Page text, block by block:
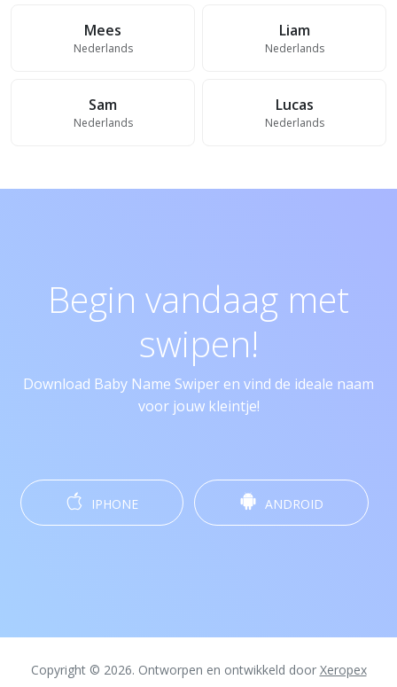
Mees
Nederlands
Liam
Nederlands
Sam
Nederlands
Lucas
Nederlands
Begin vandaag met
swipen!
Download Baby Name Swiper en vind de ideale naam
voor jouw kleintje!
IPHONE ANDROID
Copyright © 2026. Ontworpen en ontwikkeld door Xeropex